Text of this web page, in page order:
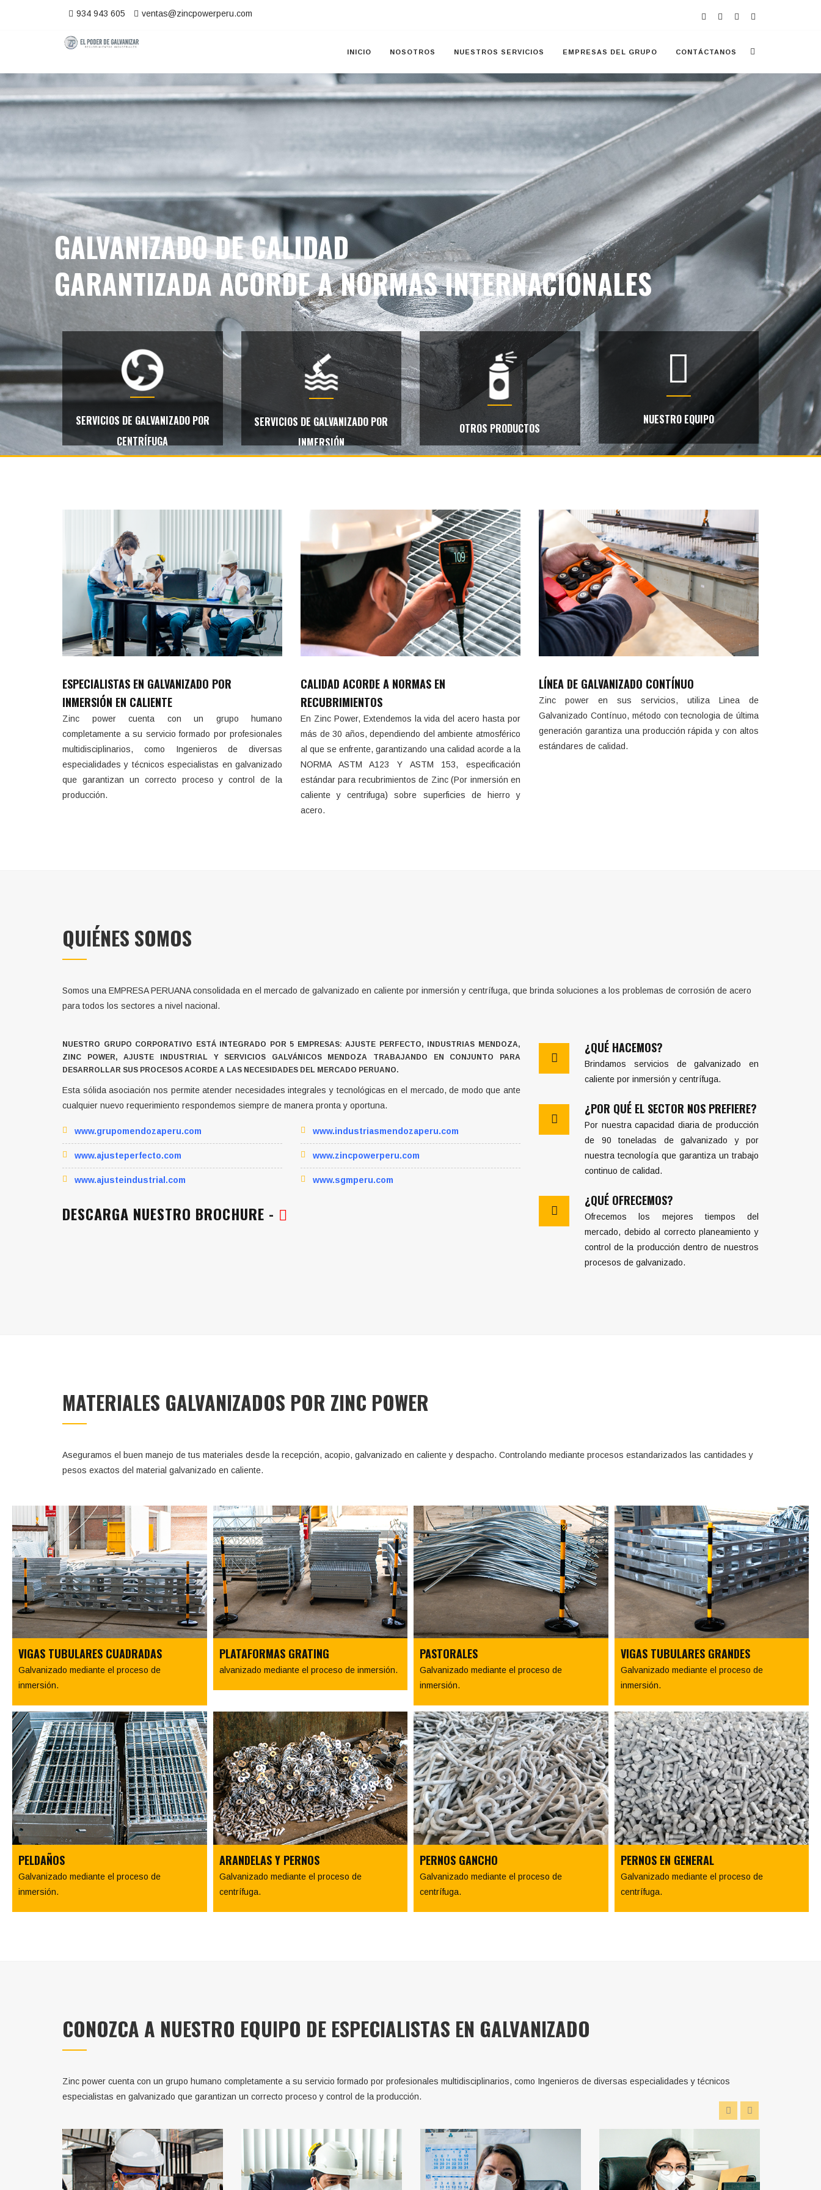
934 943 605 ventas@zincpowerperu.com
INICIO NOSOTROS NUESTROS SERVICIOS EMPRESAS DEL GRUPO CONTÁCTANOS
GALVANIZADO DE CALIDAD
GARANTIZADA ACORDE A NORMAS INTERNACIONALES
SERVICIOS DE GALVANIZADO POR
CENTRÍFUGA
Proceso de centrifugado que libera
el zinc excedente.
SERVICIOS DE GALVANIZADO POR
INMERSIÓN
Galvanizado por inmersión en
caliente en baño de zinc a 450C.
OTROS PRODUCTOS
También ofrecemos productos
adicionales de alta calidad.
NUESTRO EQUIPO
Descubre nuestro servicio de
asesoramiento integral.
ESPECIALISTAS EN GALVANIZADO POR
INMERSIÓN EN CALIENTE
Zinc power cuenta con un grupo humano
completamente a su servicio formado por profesionales
multidisciplinarios, como Ingenieros de diversas
especialidades y técnicos especialistas en galvanizado
que garantizan un correcto proceso y control de la
producción.
CALIDAD ACORDE A NORMAS EN
RECUBRIMIENTOS
En Zinc Power, Extendemos la vida del acero hasta por
más de 30 años, dependiendo del ambiente atmosférico
al que se enfrente, garantizando una calidad acorde a la
NORMA ASTM A123 Y ASTM 153, especificación
estándar para recubrimientos de Zinc (Por inmersión en
caliente y centrifuga) sobre superficies de hierro y
acero.
LÍNEA DE GALVANIZADO CONTÍNUO
Zinc power en sus servicios, utiliza Linea de
Galvanizado Contínuo, método con tecnologia de última
generación garantiza una producción rápida y con altos
estándares de calidad.
QUIÉNES SOMOS
Somos una EMPRESA PERUANA consolidada en el mercado de galvanizado en caliente por inmersión y centrífuga, que brinda soluciones a los problemas de corrosión de acero
para todos los sectores a nivel nacional.
NUESTRO GRUPO CORPORATIVO ESTÁ INTEGRADO POR 5 EMPRESAS: AJUSTE PERFECTO, INDUSTRIAS MENDOZA,
ZINC POWER, AJUSTE INDUSTRIAL Y SERVICIOS GALVÁNICOS MENDOZA TRABAJANDO EN CONJUNTO PARA
DESARROLLAR SUS PROCESOS ACORDE A LAS NECESIDADES DEL MERCADO PERUANO.
Esta sólida asociación nos permite atender necesidades integrales y tecnológicas en el mercado, de modo que ante
cualquier nuevo requerimiento respondemos siempre de manera pronta y oportuna.
www.grupomendozaperu.com
www.ajusteperfecto.com
www.ajusteindustrial.com
www.industriasmendozaperu.com
www.zincpowerperu.com
www.sgmperu.com
DESCARGA NUESTRO BROCHURE -
¿QUÉ HACEMOS?
Brindamos servicios de galvanizado en
caliente por inmersión y centrífuga.
¿POR QUÉ EL SECTOR NOS PREFIERE?
Por nuestra capacidad diaria de producción
de 90 toneladas de galvanizado y por
nuestra tecnología que garantiza un trabajo
continuo de calidad.
¿QUÉ OFRECEMOS?
Ofrecemos los mejores tiempos del
mercado, debido al correcto planeamiento y
control de la producción dentro de nuestros
procesos de galvanizado.
MATERIALES GALVANIZADOS POR ZINC POWER
Aseguramos el buen manejo de tus materiales desde la recepción, acopio, galvanizado en caliente y despacho. Controlando mediante procesos estandarizados las cantidades y
pesos exactos del material galvanizado en caliente.
VIGAS TUBULARES CUADRADAS
Galvanizado mediante el proceso de
inmersión.
PLATAFORMAS GRATING
alvanizado mediante el proceso de inmersión.
PASTORALES
Galvanizado mediante el proceso de
inmersión.
VIGAS TUBULARES GRANDES
Galvanizado mediante el proceso de
inmersión.
PELDAÑOS
Galvanizado mediante el proceso de
inmersión.
ARANDELAS Y PERNOS
Galvanizado mediante el proceso de
centrífuga.
PERNOS GANCHO
Galvanizado mediante el proceso de
centrífuga.
PERNOS EN GENERAL
Galvanizado mediante el proceso de
centrífuga.
CONOZCA A NUESTRO EQUIPO DE ESPECIALISTAS EN GALVANIZADO
Zinc power cuenta con un grupo humano completamente a su servicio formado por profesionales multidisciplinarios, como Ingenieros de diversas especialidades y técnicos
especialistas en galvanizado que garantizan un correcto proceso y control de la producción.